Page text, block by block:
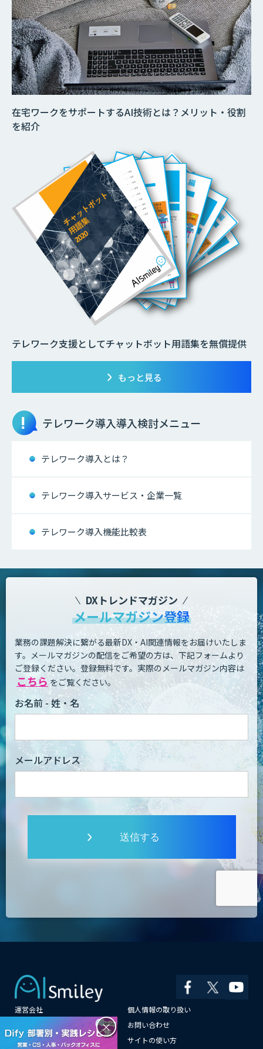
テレワーク支援としてチャットボット用語集を無償提供
在宅ワークをサポートするAI技術とは？メリット・役割
を紹介
もっと見る
テレワーク導入導入検討メニュー
テレワーク導入とは？
テレワーク導入サービス・企業一覧
テレワーク導入機能比較表
DXトレンドマガジン
メールマガジン登録
業務の課題解決に繋がる最新DX・AI関連情報をお届けいたしま
す。 メールマガジンの配信をご希望の方は、下記フォームより
ご登録ください。登録無料です。 実際のメールマガジン内容は
こちら をご覧ください。
お名前 - 姓・名
メールアドレス
送信する
運営会社
個人情報の取り扱い
お問い合わせ
メールマガジン登録
サイトの使い方
×